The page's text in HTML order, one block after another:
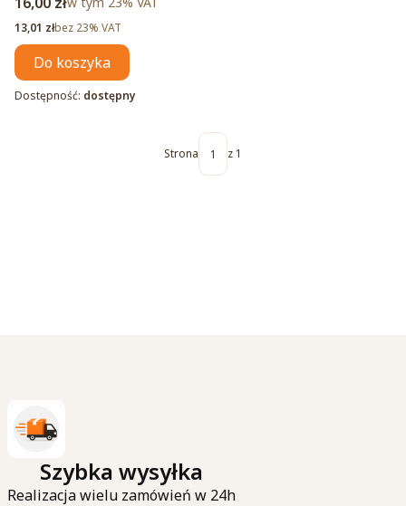
Cena netto
13,01 złbez 23% VAT
Do koszyka
Dostępność: dostępny
Strona z 1
Szybka wysyłka
Realizacja wielu zamówień w 24h